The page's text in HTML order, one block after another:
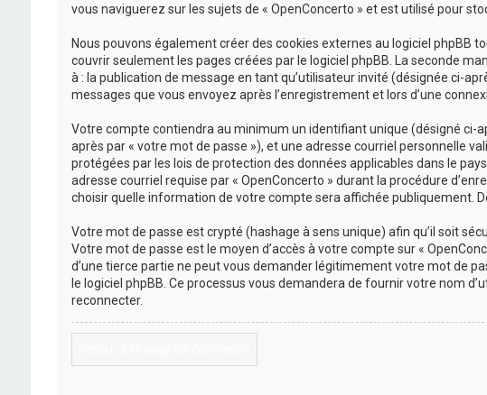
vous naviguerez sur les sujets de « OpenConcerto » et est utilisé pour
Nous pouvons également créer des cookies externes au logiciel phpBB
couvrir seulement les pages créées par le logiciel phpBB. La seconde
à : la publication de message en tant qu’utilisateur invité (désignée ci-
messages que vous envoyez après l’enregistrement et lors d’une
Votre compte contiendra au minimum un identifiant unique (désigné ci-
après par « votre mot de passe »), et une adresse courriel personnelle
protégées par les lois de protection des données applicables dans le
adresse courriel requise par « OpenConcerto » durant la procédure
choisir quelle information de votre compte sera affichée publiquement.
Votre mot de passe est crypté (hashage à sens unique) afin qu’il soit
Votre mot de passe est le moyen d’accès à votre compte sur «
d’une tierce partie ne peut vous demander légitimement votre mot de
le logiciel phpBB. Ce processus vous demandera de fournir votre nom
reconnecter.